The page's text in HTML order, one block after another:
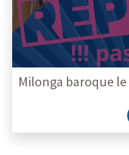
Milonga baroque